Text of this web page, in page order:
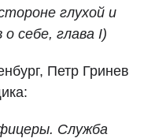
глухой и
себе, глава I)
Петр Гринев
Служба